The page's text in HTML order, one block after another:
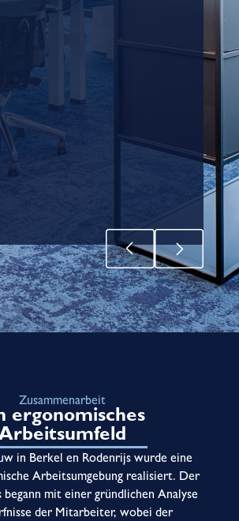
Zusammenarbeit
ergonomisches
in Berkel en Rodenrijs wurde eine
Arbeitsumgebung realisiert. Der
begann mit einer gründlichen Analyse
der Mitarbeiter, wobei der